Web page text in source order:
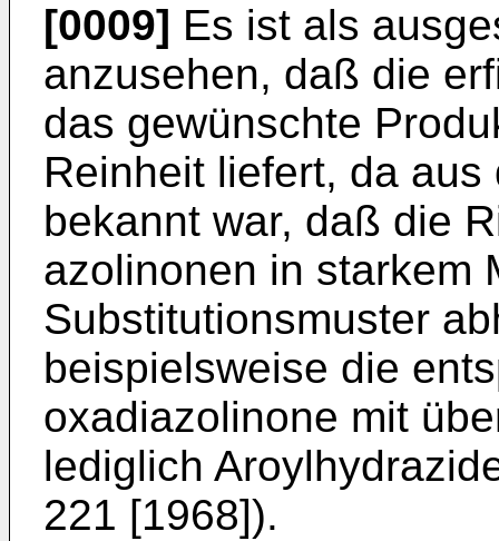
[0009] Es ist als
anzusehen, daß die
das gewünschte
Reinheit liefert, da
bekannt war, daß die
azolinonen in starkem
Substitutionsmuster
beispielsweise die
oxadiazolinone mit
lediglich
221 [1968]).